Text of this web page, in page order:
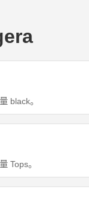
black。
Tops。